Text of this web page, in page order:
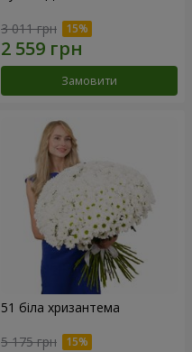
3 011 грн
Замовити
51 біла хризантема
5 175 грн